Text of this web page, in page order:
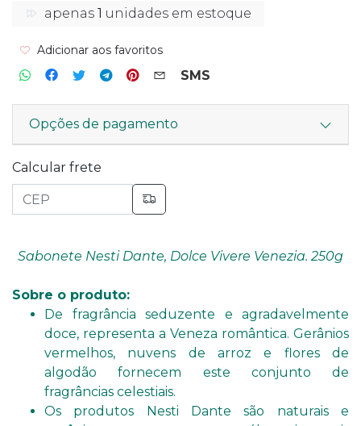
apenas 1 unidades em estoque
Adicionar aos favoritos
SMS
Opções de pagamento
Calcular frete
Sabonete Nesti Dante, Dolce Vivere Venezia. 250g
Sobre o produto:
De fragrância seduzente e agradavelmente
doce, representa a Veneza romântica. Gerânios
vermelhos, nuvens de arroz e flores de
algodão fornecem este conjunto de
fragrâncias celestiais.
Os produtos Nesti Dante são naturais e